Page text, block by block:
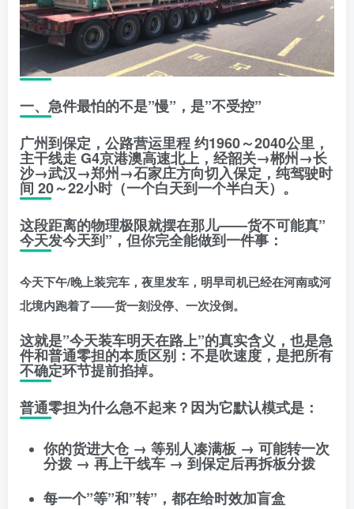
一、急件最怕的不是”慢”，是”不受控”
广州到保定，公路营运里程约1960～2040公里 ，
主干线走G4京港澳高速北上 ，经韶关→郴州→长
沙→武汉→郑州→石家庄方向切入保定，纯驾驶时
间 20～22小时（一个白天到一个半白天）。
这段距离的物理极限就摆在那儿——货不可能真”
今天发今天到” ，但你完全能做到一件事：
今天下午/晚上装完车，夜里发车，明早司机已经在河南或河
北境内跑着了——货一刻没停、一次没倒。
这就是”今天装车明天在路上”的真实含义，也是急
件和普通零担的本质区别： 不是吹速度，是把所有
不确定环节提前掐掉。
普通零担为什么急不起来？因为它默认模式是：
你的货进大仓 → 等别人凑满板 → 可能转一次
分拨 → 再上干线车 → 到保定后再拆板分拨
每一个”等”和”转”，都在给时效加盲盒